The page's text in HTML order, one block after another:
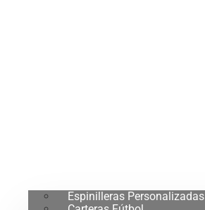
Espinilleras Personalizadas